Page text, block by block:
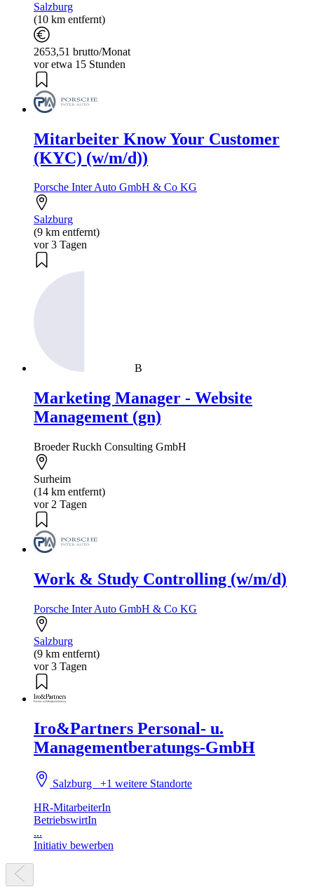
Salzburg
(10 km entfernt)
2653,51 brutto/Monat
vor etwa 15 Stunden
Mitarbeiter Know Your Customer
(KYC) (w/m/d))
Porsche Inter Auto GmbH & Co KG
Salzburg
(9 km entfernt)
vor 3 Tagen
B
Marketing Manager - Website
Management (gn)
Broeder Ruckh Consulting GmbH
Surheim
(14 km entfernt)
vor 2 Tagen
Work & Study Controlling (w/m/d)
Porsche Inter Auto GmbH & Co KG
Salzburg
(9 km entfernt)
vor 3 Tagen
Iro&Partners Personal- u.
Managementberatungs-GmbH
Salzburg+1 weitere Standorte
HR-MitarbeiterIn
BetriebswirtIn
...
Initiativ bewerben